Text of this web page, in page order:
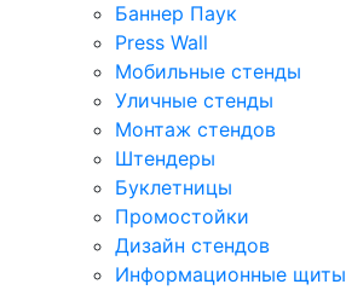
Баннер Паук
Press Wall
Мобильные стенды
Уличные стенды
Монтаж стендов
Штендеры
Буклетницы
Промостойки
Дизайн стендов
Информационные щиты